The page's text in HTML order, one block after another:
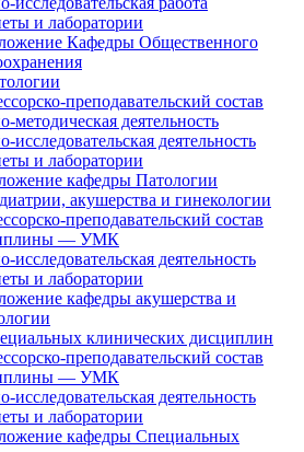
и лаборатории
Кафедры Общественного
преподавательский состав
методическая деятельность
исследовательская деятельность
и лаборатории
кафедры Патологии
акушерства и гинекологии
преподавательский состав
— УМК
исследовательская деятельность
и лаборатории
кафедры акушерства и
клинических дисциплин
преподавательский состав
— УМК
исследовательская деятельность
и лаборатории
кафедры Специальных